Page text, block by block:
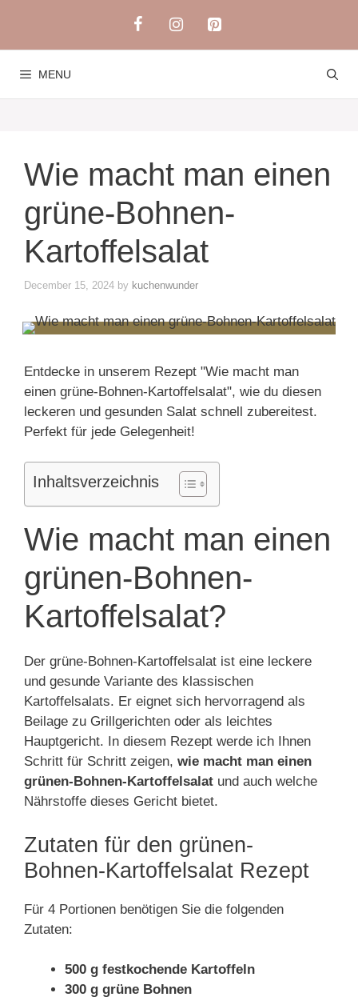
content
MENU
Wie macht man einen
grüne-Bohnen-
Kartoffelsalat
December 15, 2024 by kuchenwunder
Entdecke in unserem Rezept "Wie macht man
einen grüne-Bohnen-Kartoffelsalat", wie du diesen
leckeren und gesunden Salat schnell zubereitest.
Perfekt für jede Gelegenheit!
Inhaltsverzeichnis
Wie macht man einen
grünen-Bohnen-
Kartoffelsalat?
Der grüne-Bohnen-Kartoffelsalat ist eine leckere
und gesunde Variante des klassischen
Kartoffelsalats. Er eignet sich hervorragend als
Beilage zu Grillgerichten oder als leichtes
Hauptgericht. In diesem Rezept werde ich Ihnen
Schritt für Schritt zeigen, wie macht man einen
grünen-Bohnen-Kartoffelsalat und auch welche
Nährstoffe dieses Gericht bietet.
Zutaten für den grünen-
Bohnen-Kartoffelsalat Rezept
Für 4 Portionen benötigen Sie die folgenden
Zutaten:
500 g festkochende Kartoffeln
300 g grüne Bohnen